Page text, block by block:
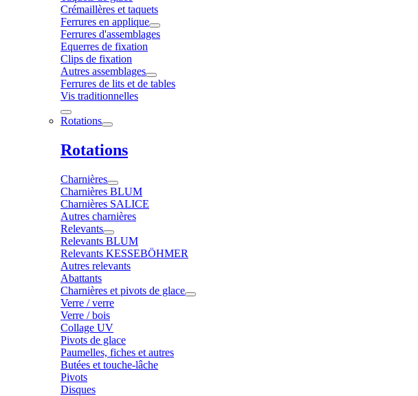
Crémaillères et taquets
Ferrures en applique
Ferrures d'assemblages
Equerres de fixation
Clips de fixation
Autres assemblages
Ferrures de lits et de tables
Vis traditionnelles
Rotations
Rotations
Charnières
Charnières BLUM
Charnières SALICE
Autres charnières
Relevants
Relevants BLUM
Relevants KESSEBÖHMER
Autres relevants
Abattants
Charnières et pivots de glace
Verre / verre
Verre / bois
Collage UV
Pivots de glace
Paumelles, fiches et autres
Butées et touche-lâche
Pivots
Disques